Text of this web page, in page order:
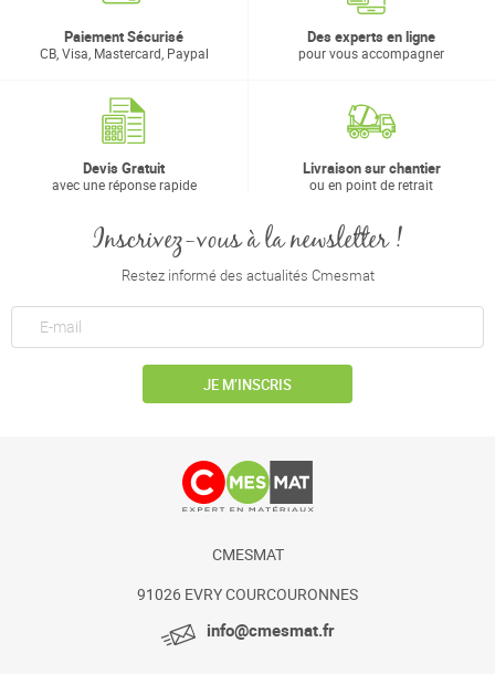
Paiement Sécurisé
CB, Visa, Mastercard, Paypal
Des experts en ligne
pour vous accompagner
Devis Gratuit
avec une réponse rapide
Livraison sur chantier
ou en point de retrait
Inscrivez-vous à la newsletter !
Restez informé des actualités Cmesmat
JE M’INSCRIS
CMESMAT
91026 EVRY COURCOURONNES
info@cmesmat.fr